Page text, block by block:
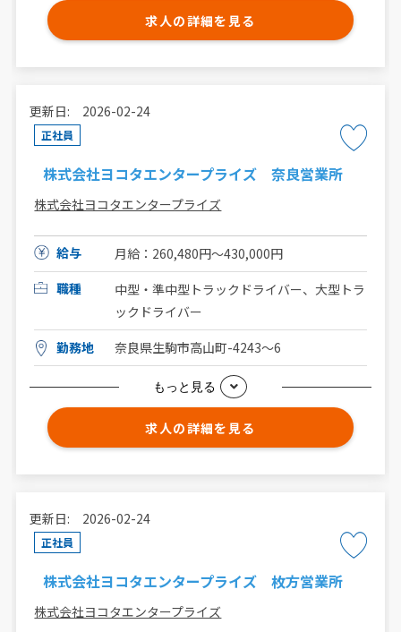
求人の詳細を見る
更新日: 2026-02-24
正社員
株式会社ヨコタエンタープライズ 奈良営業所
株式会社ヨコタエンタープライズ
給与
月給：260,480円〜430,000円
職種
中型・準中型トラックドライバー、大型トラ
ックドライバー
勤務地
奈良県生駒市高山町-4243〜6
もっと見る
求人の詳細を見る
更新日: 2026-02-24
正社員
株式会社ヨコタエンタープライズ 枚方営業所
株式会社ヨコタエンタープライズ